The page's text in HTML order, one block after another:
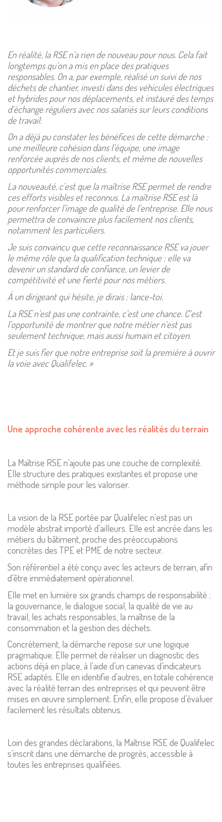
En réalité, la RSE n’a rien de nouveau pour nous. Cela fait
longtemps qu’on a mis en place des pratiques
responsables. On a, par exemple, réalisé un suivi de nos
déchets de chantier, investi dans des véhicules électriques
et hybrides pour nos déplacements, et instauré des temps
d’échange réguliers avec nos salariés sur leurs conditions
de travail.
On a déjà pu constater les bénéfices de cette démarche :
une meilleure cohésion dans l’équipe, une image
renforcée auprès de nos clients, et même de nouvelles
opportunités commerciales.
La nouveauté, c’est que la maîtrise RSE permet de rendre
ces efforts visibles et reconnus. La maîtrise RSE est là
pour renforcer l’image de qualité de l’entreprise. Elle nous
permettra de convaincre plus facilement nos clients,
notamment les particuliers.
Je suis convaincu que cette reconnaissance RSE va jouer
le même rôle que la qualification technique : elle va
devenir un standard de confiance, un levier de
compétitivité et une fierté pour nos métiers.
À un dirigeant qui hésite, je dirais : lance-toi.
La RSE n’est pas une contrainte, c’est une chance. C’est
l’opportunité de montrer que notre métier n’est pas
seulement technique, mais aussi humain et citoyen.
Et je suis fier que notre entreprise soit la première à ouvrir
la voie avec Qualifelec. »
Une approche cohérente avec les réalités du terrain
La Maîtrise RSE n’ajoute pas une couche de complexité.
Elle structure des pratiques existantes et propose une
méthode simple pour les valoriser.
La vision de la RSE portée par Qualifelec n’est pas un
modèle abstrait importé d’ailleurs. Elle est ancrée dans les
métiers du bâtiment, proche des préoccupations
concrètes des TPE et PME de notre secteur.
Son référentiel a été conçu avec les acteurs de terrain, afin
d’être immédiatement opérationnel.
Elle met en lumière six grands champs de responsabilité :
la gouvernance, le dialogue social, la qualité de vie au
travail, les achats responsables, la maîtrise de la
consommation et la gestion des déchets.
Concrètement, la démarche repose sur une logique
pragmatique. Elle permet de réaliser un diagnostic des
actions déjà en place, à l’aide d’un canevas d’indicateurs
RSE adaptés. Elle en identifie d’autres, en totale cohérence
avec la réalité terrain des entreprises et qui peuvent être
mises en œuvre simplement. Enfin, elle propose d’évaluer
facilement les résultats obtenus.
Loin des grandes déclarations, la Maîtrise RSE de Qualifelec
s’inscrit dans une démarche de progrès, accessible à
toutes les entreprises qualifiées.